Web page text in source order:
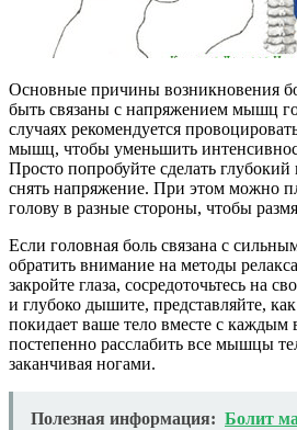
Основные причины возникновения
быть связаны с напряжением мышц
случаях рекомендуется
мышц, чтобы уменьшить
Просто попробуйте сделать
снять напряжение. При этом можно
голову в разные стороны, чтобы
Если головная боль связана с
обратить внимание на методы
закройте глаза, сосредоточьтесь на
и глубоко дышите, представляйте,
покидает ваше тело вместе с
постепенно расслабить все мышцы
заканчивая ногами.
Полезная информация: Болит